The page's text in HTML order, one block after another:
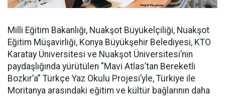
Milli Eğitim Bakanlığı, Nuakşot Büyükelçiliği, Nuakşot
Eğitim Müşavirliği, Konya Büyükşehir Belediyesi, KTO
Karatay Üniversitesi ve Nuakşot Üniversitesi’nin
paydaşlığında yürütülen "Mavi Atlas’tan Bereketli
Bozkır’a” Türkçe Yaz Okulu Projesi’yle, Türkiye ile
Moritanya arasındaki eğitim ve kültür bağlarının daha